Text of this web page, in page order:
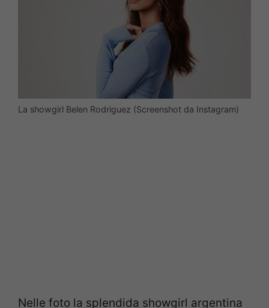
La showgirl Belen Rodriguez (Screenshot da Instagram)
Nelle foto la splendida showgirl argentina